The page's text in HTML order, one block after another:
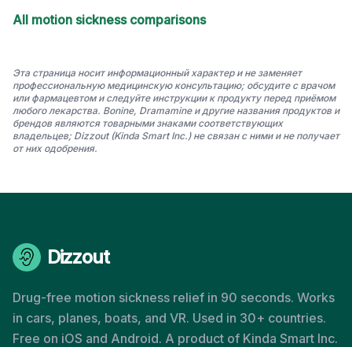
All motion sickness comparisons
Эта страница носит информационный характер и не заменяет
профессиональную медицинскую консультацию; обсудите с врачом
или фармацевтом и следуйте инструкции к продукту перед приёмом
любого лекарства. Bonine, Dramamine и другие названия продуктов и
брендов являются товарными знаками соответствующих
владельцев; Dizzout (Kinda Smart Inc.) не связан с ними и не получает
от них одобрения.
Dizzout
Drug-free motion sickness relief in 90 seconds. Works
in cars, planes, boats, and VR. Used in 30+ countries.
Free on iOS and Android. A product of Kinda Smart Inc.